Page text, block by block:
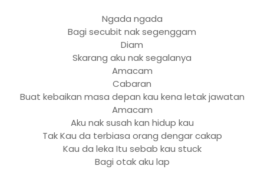
Ngada ngada
Bagi secubit nak segenggam
Diam
Skarang aku nak segalanya
Amacam
Cabaran
Buat kebaikan masa depan kau kena letak jawatan
Amacam
Aku nak susah kan hidup kau
Tak Kau da terbiasa orang dengar cakap
Kau da leka Itu sebab kau stuck
Bagi otak aku lap